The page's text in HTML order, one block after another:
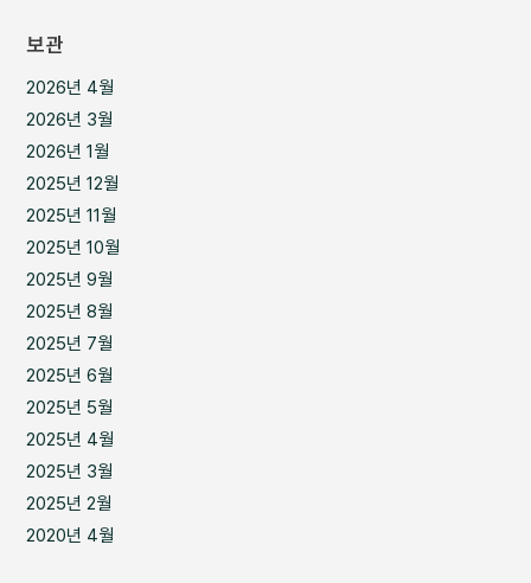
보관
2026년 4월
2026년 3월
2026년 1월
2025년 12월
2025년 11월
2025년 10월
2025년 9월
2025년 8월
2025년 7월
2025년 6월
2025년 5월
2025년 4월
2025년 3월
2025년 2월
2020년 4월